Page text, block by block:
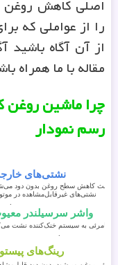
اصلی کاهش روغن
را از عواملی که
از آن آگاه باشید
مقاله با ما همراه
چرا ماشین روغن
رسم نمودار